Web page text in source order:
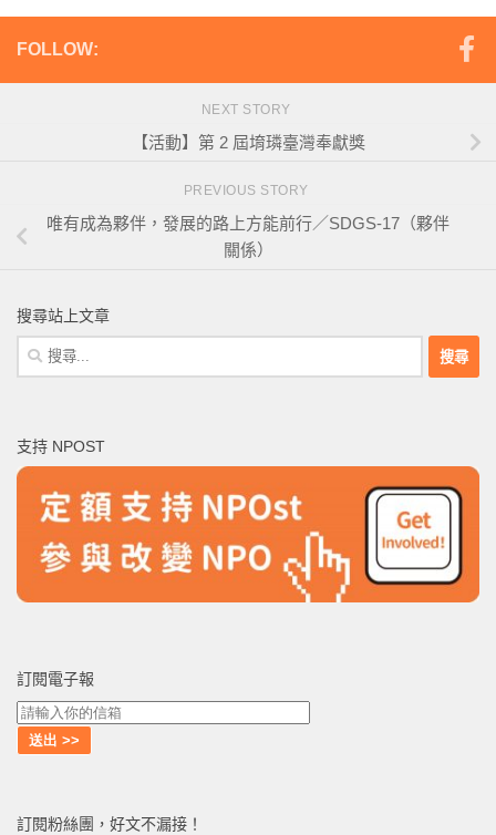
FOLLOW:
NEXT STORY
【活動】第 2 屆堉璘臺灣奉獻獎
PREVIOUS STORY
唯有成為夥伴，發展的路上方能前行／SDGS-17（夥伴
關係）
搜尋站上文章
搜
尋
字:
支持 NPOST
訂閱電子報
訂閱粉絲團，好文不漏接！